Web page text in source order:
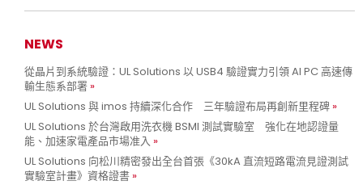
NEWS
從晶片到系統驗證：UL Solutions 以 USB4 驗證實力引領 AI PC 高速傳
輸生態系部署
UL Solutions 與 imos 持續深化合作 三年驗證布局再創新里程碑
UL Solutions 於台灣啟用洗衣機 BSMI 測試實驗室 強化在地認證量
能、加速家電產品市場准入
UL Solutions 向松川精密發出全台首張《30kA 直流短路電流見證測試
實驗室計畫》資格證書